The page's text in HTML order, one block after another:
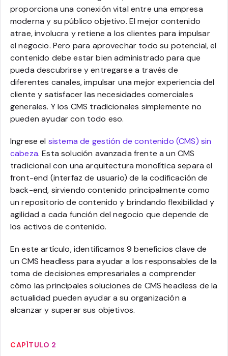
proporciona una conexión vital entre una empresa
moderna y su público objetivo. El mejor contenido
atrae, involucra y retiene a los clientes para impulsar
el negocio. Pero para aprovechar todo su potencial, el
contenido debe estar bien administrado para que
pueda descubrirse y entregarse a través de
diferentes canales, impulsar una mejor experiencia del
cliente y satisfacer las necesidades comerciales
generales. Y los CMS tradicionales simplemente no
pueden ayudar con todo eso.
Ingrese el sistema de gestión de contenido (CMS) sin
cabeza. Esta solución avanzada frente a un CMS
tradicional con una arquitectura monolítica separa el
front-end (interfaz de usuario) de la codificación de
back-end, sirviendo contenido principalmente como
un repositorio de contenido y brindando flexibilidad y
agilidad a cada función del negocio que depende de
los activos de contenido.
En este artículo, identificamos 9 beneficios clave de
un CMS headless para ayudar a los responsables de la
toma de decisiones empresariales a comprender
cómo las principales soluciones de CMS headless de la
actualidad pueden ayudar a su organización a
alcanzar y superar sus objetivos.
CAPÍTULO 2